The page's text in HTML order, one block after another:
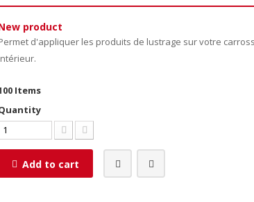
product
d'appliquer les produits de lustrage sur votre
Items
Add to cart